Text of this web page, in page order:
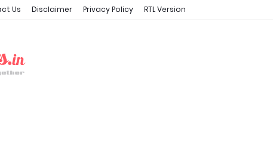
Us Disclaimer Privacy Policy RTL Version